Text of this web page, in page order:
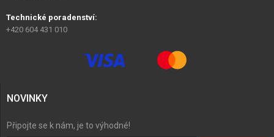
Technické poradenství:
+420 604 431 010
NOVINKY
Připojte se k nám, je to výhodné!